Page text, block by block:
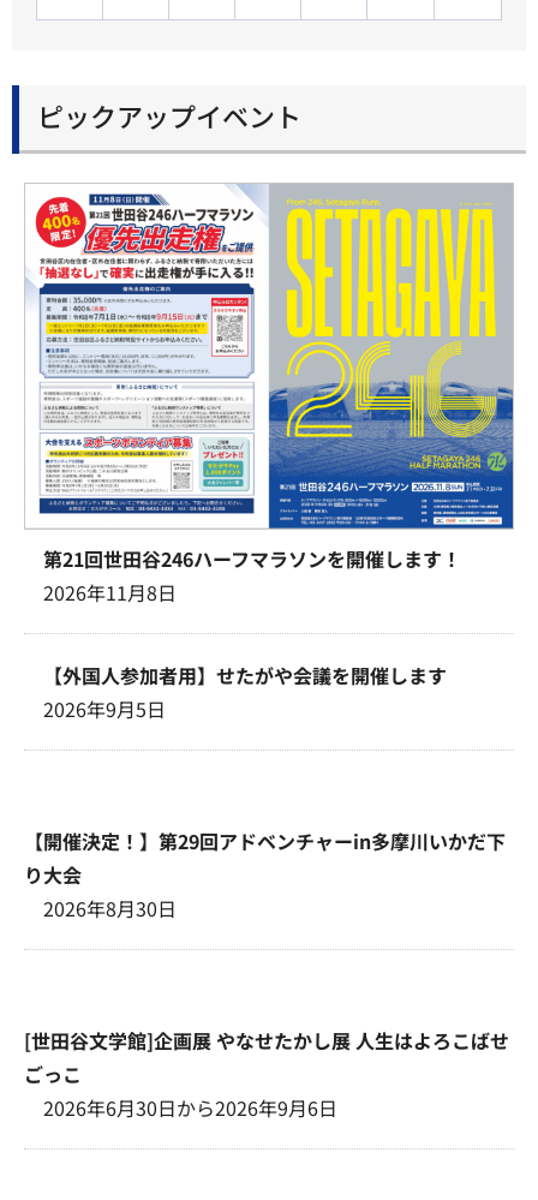
ピックアップイベント
第21回世田谷246ハーフマラソンを開催します！
2026年11月8日
【外国人参加者用】せたがや会議を開催します
2026年9月5日
【開催決定！】第29回アドベンチャーin多摩川いかだ下
り大会
2026年8月30日
[世田谷文学館]企画展 やなせたかし展 人生はよろこばせ
ごっこ
2026年6月30日から2026年9月6日